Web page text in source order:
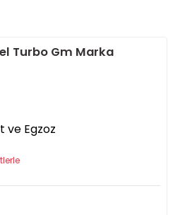
Turbo Gm Marka
ve Egzoz